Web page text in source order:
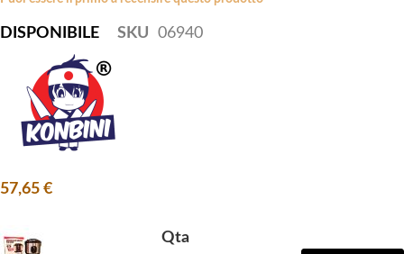
r
y
e
b
n
f
DISPONIBILE SKU 06940
57,65 €
Qta